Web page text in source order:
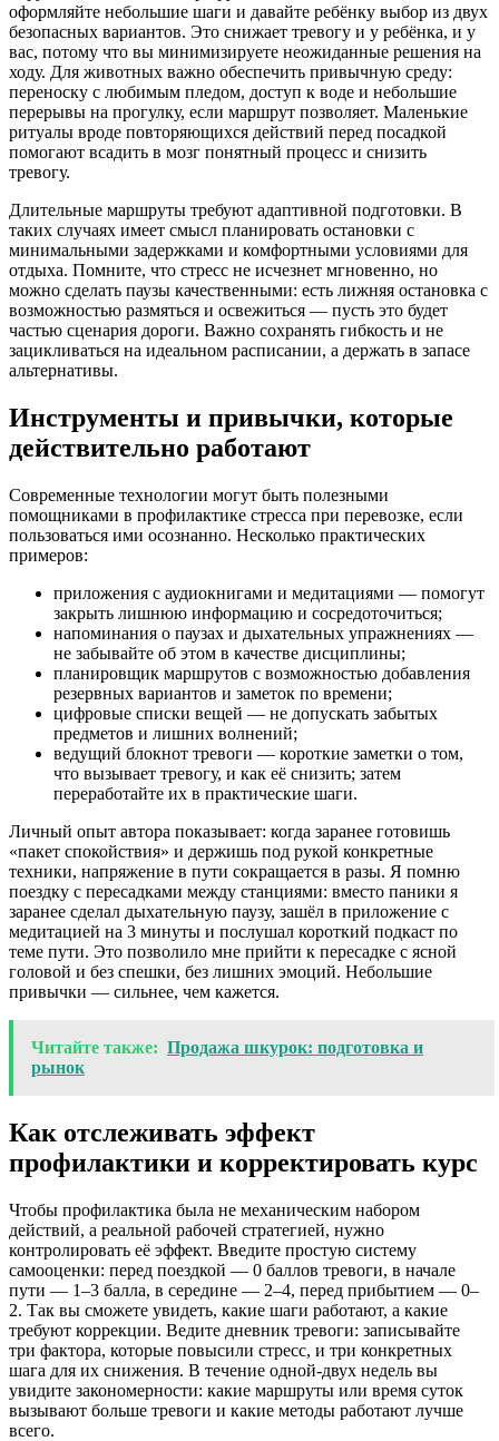
оформляйте небольшие шаги и давайте ребёнку выбор из двух
безопасных вариантов. Это снижает тревогу и у ребёнка, и у
вас, потому что вы минимизируете неожиданные решения на
ходу. Для животных важно обеспечить привычную среду:
переноску с любимым пледом, доступ к воде и небольшие
перерывы на прогулку, если маршрут позволяет. Маленькие
ритуалы вроде повторяющихся действий перед посадкой
помогают всадить в мозг понятный процесс и снизить
тревогу.
Длительные маршруты требуют адаптивной подготовки. В
таких случаях имеет смысл планировать остановки с
минимальными задержками и комфортными условиями для
отдыха. Помните, что стресс не исчезнет мгновенно, но
можно сделать паузы качественными: есть лижняя остановка с
возможностью размяться и освежиться — пусть это будет
частью сценария дороги. Важно сохранять гибкость и не
зацикливаться на идеальном расписании, а держать в запасе
альтернативы.
Инструменты и привычки, которые
действительно работают
Современные технологии могут быть полезными
помощниками в профилактике стресса при перевозке, если
пользоваться ими осознанно. Несколько практических
примеров:
приложения с аудиокнигами и медитациями — помогут
закрыть лишнюю информацию и сосредоточиться;
напоминания о паузах и дыхательных упражнениях —
не забывайте об этом в качестве дисциплины;
планировщик маршрутов с возможностью добавления
резервных вариантов и заметок по времени;
цифровые списки вещей — не допускать забытых
предметов и лишних волнений;
ведущий блокнот тревоги — короткие заметки о том,
что вызывает тревогу, и как её снизить; затем
переработайте их в практические шаги.
Личный опыт автора показывает: когда заранее готовишь
«пакет спокойствия» и держишь под рукой конкретные
техники, напряжение в пути сокращается в разы. Я помню
поездку с пересадками между станциями: вместо паники я
заранее сделал дыхательную паузу, зашёл в приложение с
медитацией на 3 минуты и послушал короткий подкаст по
теме пути. Это позволило мне прийти к пересадке с ясной
головой и без спешки, без лишних эмоций. Небольшие
привычки — сильнее, чем кажется.
Читайте также: Продажа шкурок: подготовка и
рынок
Как отслеживать эффект
профилактики и корректировать курс
Чтобы профилактика была не механическим набором
действий, а реальной рабочей стратегией, нужно
контролировать её эффект. Введите простую систему
самооценки: перед поездкой — 0 баллов тревоги, в начале
пути — 1–3 балла, в середине — 2–4, перед прибытием — 0–
2. Так вы сможете увидеть, какие шаги работают, а какие
требуют коррекции. Ведите дневник тревоги: записывайте
три фактора, которые повысили стресс, и три конкретных
шага для их снижения. В течение одной-двух недель вы
увидите закономерности: какие маршруты или время суток
вызывают больше тревоги и какие методы работают лучше
всего.